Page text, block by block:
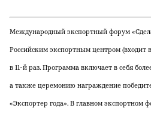
Международный экспортный форум
Российским экспортным центром (входит
в 11-й раз. Программа включает в себя
а также церемонию награждение
«Экспортер года». В главном экспортном